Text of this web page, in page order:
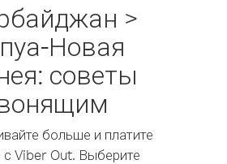
>
Новая
советы
больше и платите
Viber Out. Выберите